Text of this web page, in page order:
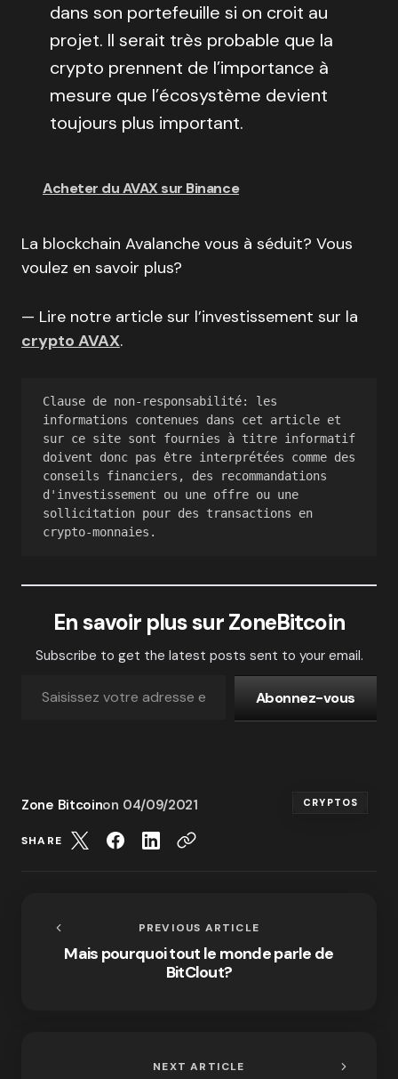
dans son portefeuille si on croit au
projet. Il serait très probable que la
crypto prennent de l’importance à
mesure que l’écosystème devient
toujours plus important.
Acheter du AVAX sur Binance
La blockchain Avalanche vous à séduit? Vous
voulez en savoir plus?
— Lire notre article sur l’investissement sur la
crypto AVAX.
Clause de non-responsabilité: les
informations contenues dans cet article et
sur ce site sont fournies à titre informatif
doivent donc pas être interprétées comme des
conseils financiers, des recommandations
d'investissement ou une offre ou une
sollicitation pour des transactions en
En savoir plus sur ZoneBitcoin
Subscribe to get the latest posts sent to your email.
Abonnez-vous
Zone Bitcoinon 04/09/2021 CRYPTOS
SHARE
PREVIOUS ARTICLE
Mais pourquoi tout le monde parle de
BitClout?
NEXT ARTICLE